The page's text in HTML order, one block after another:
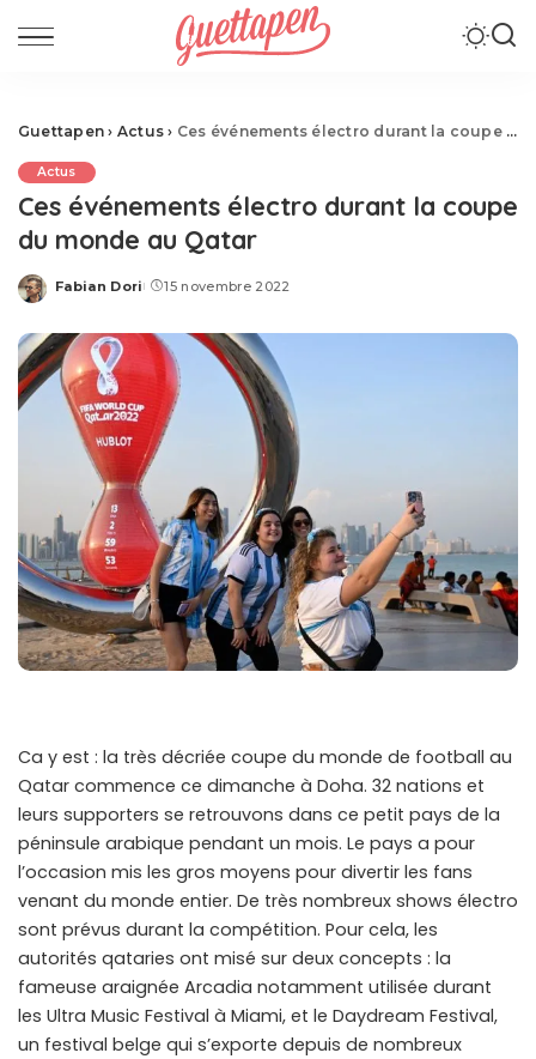
Guettapen › Actus › Ces événements électro durant la coupe du monde au Qatar
Actus
Ces événements électro durant la coupe
du monde au Qatar
Posted
Fabian Dori 15 novembre 2022
Ca y est : la très décriée coupe du monde de football au
Qatar commence ce dimanche à Doha. 32 nations et
leurs supporters se retrouvons dans ce petit pays de la
péninsule arabique pendant un mois. Le pays a pour
l’occasion mis les gros moyens pour divertir les fans
venant du monde entier. De très nombreux shows électro
sont prévus durant la compétition. Pour cela, les
autorités qataries ont misé sur deux concepts : la
fameuse araignée Arcadia notamment utilisée durant
les Ultra Music Festival à Miami, et le Daydream Festival,
un festival belge qui s’exporte depuis de nombreux